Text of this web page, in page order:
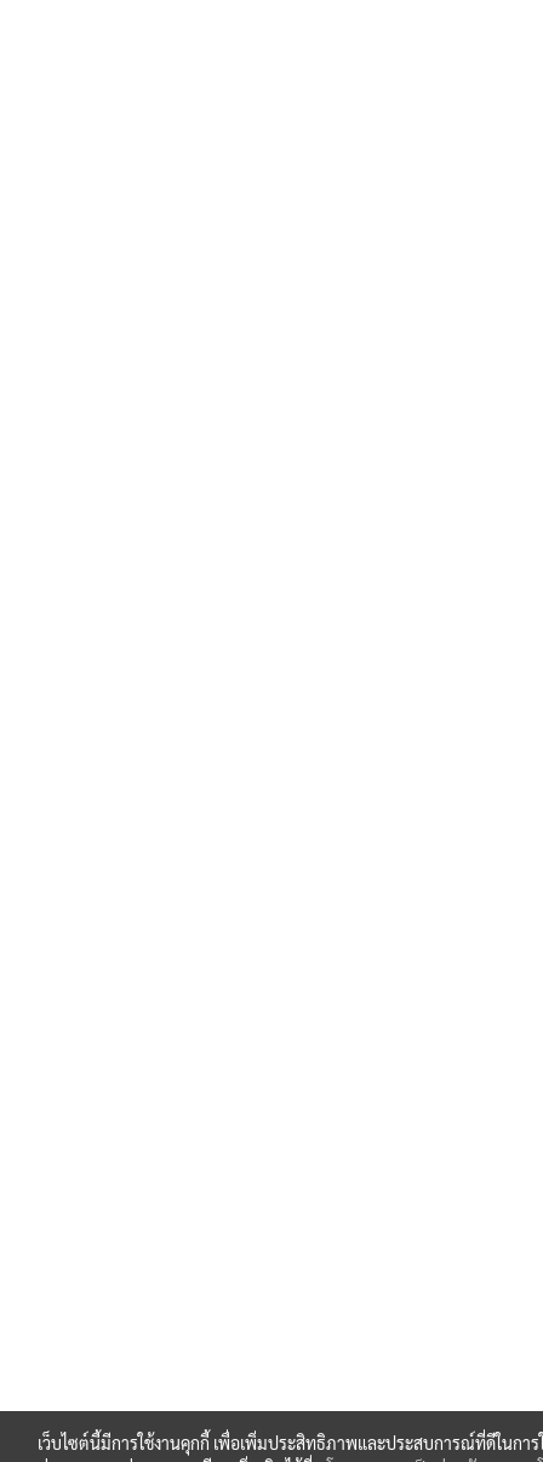
เว็บไซต์นี้มีการใช้งานคุกกี้ เพื่อเพิ่มประสิทธิภาพและประสบการณ์ที่ดีในการ